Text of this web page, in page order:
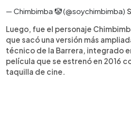
— Chimbimba 🤡 (@soychimbimba)
Luego, fue el personaje
que sacó una versión más
técnico de la Barrera, integrado
película que se estrenó en 2016
taquilla de cine.